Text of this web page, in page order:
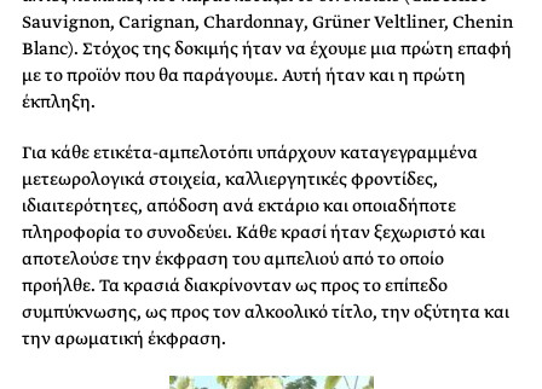
Sauvignon, Carignan, Chardonnay, Grüner Veltliner, Chenin
Blanc). Στόχος της δοκιμής ήταν να έχουμε μια πρώτη επαφή
με το προϊόν που θα παράγουμε. Αυτή ήταν και η πρώτη
έκπληξη.
Για κάθε ετικέτα-αμπελοτόπι υπάρχουν καταγεγραμμένα
μετεωρολογικά στοιχεία, καλλιεργητικές φροντίδες,
ιδιαιτερότητες, απόδοση ανά εκτάριο και οποιαδήποτε
πληροφορία το συνοδεύει. Κάθε κρασί ήταν ξεχωριστό και
αποτελούσε την έκφραση του αμπελιού από το οποίο
προήλθε. Τα κρασιά διακρίνονταν ως προς το επίπεδο
συμπύκνωσης, ως προς τον αλκοολικό τίτλο, την οξύτητα και
την αρωματική έκφραση.